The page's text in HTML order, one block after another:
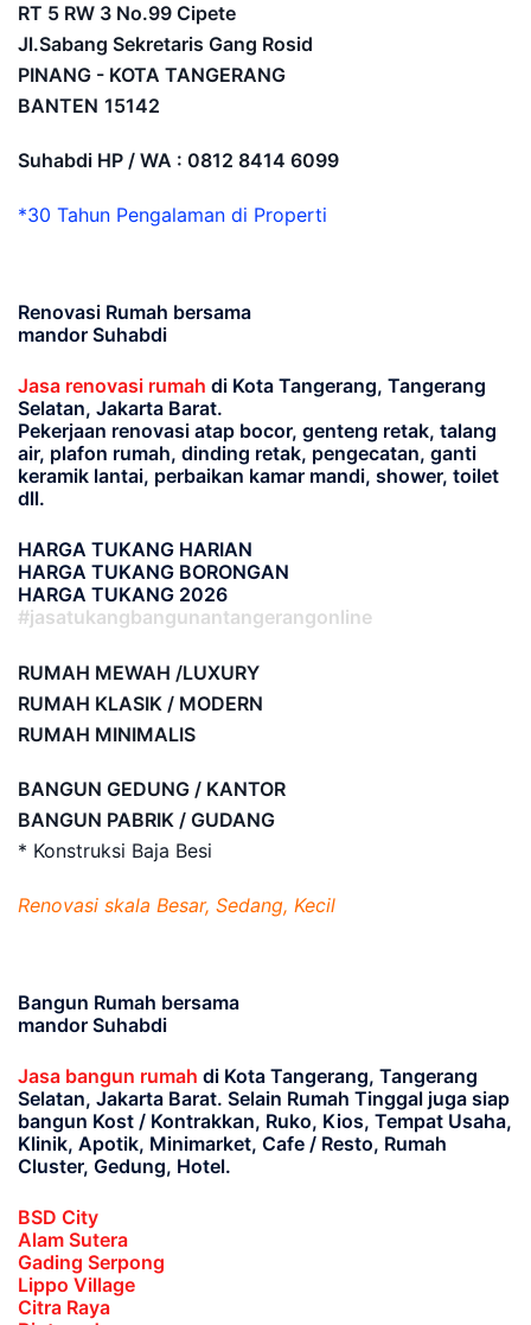
RT 5 RW 3 No.99 Cipete
Jl.Sabang Sekretaris Gang Rosid
PINANG - KOTA TANGERANG
BANTEN 15142
Suhabdi HP / WA : 0812 8414 6099
*30 Tahun Pengalaman di Properti
Renovasi Rumah bersama
mandor Suhabdi
Jasa renovasi rumah di Kota Tangerang, Tangerang
Selatan, Jakarta Barat.
Pekerjaan renovasi atap bocor, genteng retak, talang
air, plafon rumah, dinding retak, pengecatan, ganti
keramik lantai, perbaikan kamar mandi, shower, toilet
dll.
HARGA TUKANG HARIAN
HARGA TUKANG BORONGAN
HARGA TUKANG 2026
#jasatukangbangunantangerangonline
RUMAH MEWAH /LUXURY
RUMAH KLASIK / MODERN
RUMAH MINIMALIS
BANGUN GEDUNG / KANTOR
BANGUN PABRIK / GUDANG
* Konstruksi Baja Besi
Renovasi skala Besar, Sedang, Kecil
Bangun Rumah bersama
mandor Suhabdi
Jasa bangun rumah di Kota Tangerang, Tangerang
Selatan, Jakarta Barat. Selain Rumah Tinggal juga siap
bangun Kost / Kontrakkan, Ruko, Kios, Tempat Usaha,
Klinik, Apotik, Minimarket, Cafe / Resto, Rumah
Cluster, Gedung, Hotel.
BSD City
Alam Sutera
Gading Serpong
Lippo Village
Citra Raya